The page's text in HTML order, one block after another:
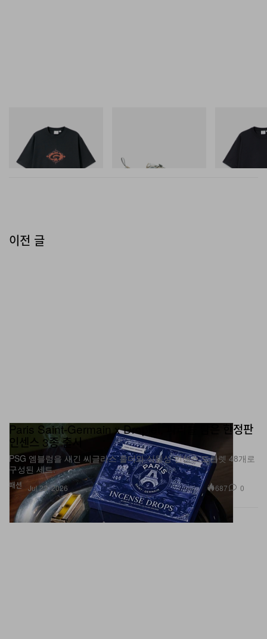
Flame Tee
쇼핑하기
쇼핑하기
One Point
쇼핑하기
패션
인센스 3종 출시
PSG 엠블럼을 새긴 씨글라스 홀더와 식물성 인센스 드롭렛 48개로
구성된 세트.
Jul 23, 2026 687